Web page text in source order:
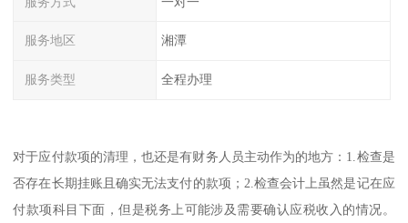
服务地区 湘潭
服务类型 全程办理
对于应付款项的清理，也还是有财务人员主动作为的地方：1.检查是
否存在长期挂账且确实无法支付的款项；2.检查会计上虽然是记在应
付款项科目下面，但是税务上可能涉及需要确认应税收入的情况。